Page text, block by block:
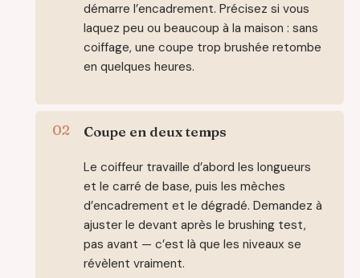
démarre l’encadrement. Précisez si vous
laquez peu ou beaucoup à la maison : sans
coiffage, une coupe trop brushée retombe
en quelques heures.
Coupe en deux temps
Le coiffeur travaille d’abord les longueurs
et le carré de base, puis les mèches
d’encadrement et le dégradé. Demandez à
ajuster le devant après le brushing test,
pas avant — c’est là que les niveaux se
révèlent vraiment.